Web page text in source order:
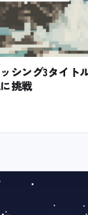
シング3タイト
挑戦